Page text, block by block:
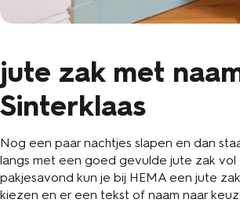
jute zak met
Sinterklaas
Nog een paar nachtjes slapen en dan
langs met een goed gevulde jute zak
pakjesavond kun je bij HEMA een jute
kiezen en er een tekst of naam naar